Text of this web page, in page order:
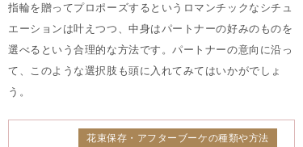
指輪を贈ってプロポーズするというロマンチックなシチュ
エーションは叶えつつ、中身はパートナーの好みのものを
選べるという合理的な方法です。パートナーの意向に沿っ
て、このような選択肢も頭に入れてみてはいかがでしょ
う。
花束保存・アフターブーケの種類や方法